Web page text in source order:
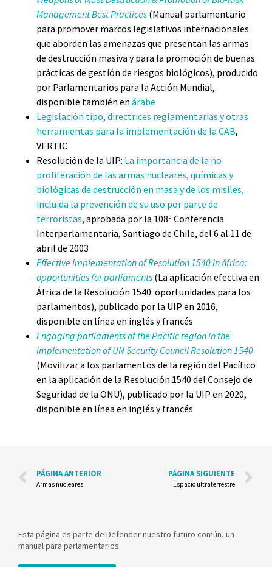
Management Best Practices (Manual parlamentario
para promover marcos legislativos internacionales
que aborden las amenazas que presentan las armas
de destrucción masiva y para la promoción de buenas
prácticas de gestión de riesgos biológicos), producido
por Parlamentarios para la Acción Mundial,
disponible también en árabe
Legislación tipo, directrices reglamentarias y otras
herramientas para la implementación de la CAB,
VERTIC
Resolución de la UIP: La importancia de la no
proliferación de las armas nucleares, químicas y
biológicas de destrucción en masa y de los misiles,
incluida la prevención de su uso por parte de
terroristas, aprobada por la 108ª Conferencia
Interparlamentaria, Santiago de Chile, del 6 al 11 de
abril de 2003
Effective implementation of Resolution 1540 in Africa:
opportunities for parliaments (La aplicación efectiva en
África de la Resolución 1540: oportunidades para los
parlamentos), publicado por la UIP en 2016,
disponible en línea en inglés y francés
Engaging parliaments of the Pacific region in the
implementation of UN Security Council Resolution 1540
(Movilizar a los parlamentos de la región del Pacífico
en la aplicación de la Resolución 1540 del Consejo de
Seguridad de la ONU), publicado por la UIP en 2020,
disponible en línea en inglés y francés
PÁGINA ANTERIOR
Armas nucleares
PÁGINA SIGUIENTE
Espacio ultraterrestre
Esta página es parte de Defender nuestro futuro común, un
manual para parlamentarios.